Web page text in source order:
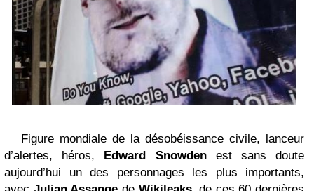
Figure mondiale de la désobéissance civile, lanceur
d’alertes, héros, Edward Snowdenest sans doute
aujourd’hui un des personnages les plus importants,